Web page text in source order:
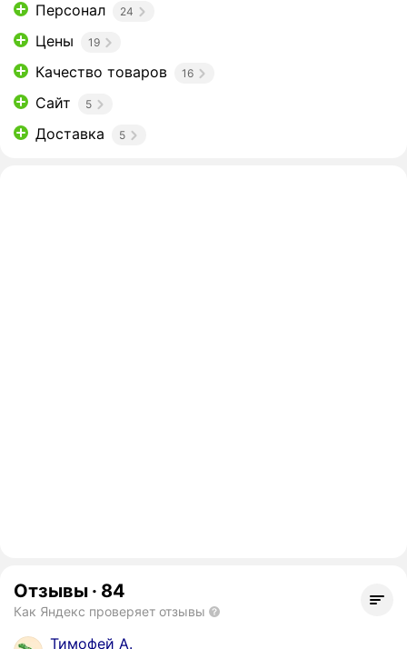
Персонал 24
Цены 19
Качество товаров 16
Сайт 5
Доставка 5
Отзывы · 84
Как Яндекс проверяет отзывы
Тимофей А.